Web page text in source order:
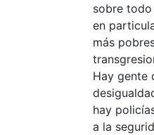
sobre
en
más
Hay gente
hay
a la